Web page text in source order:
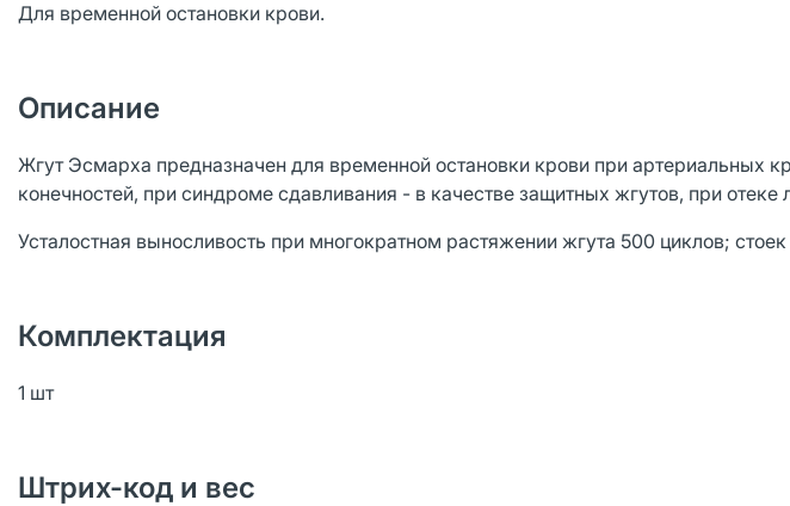
Для временной остановки крови.
Описание
Жгут Эсмарха предназначен для временной остановки крови при артериальных
конечностей, при синдроме сдавливания - в качестве защитных жгутов, при отеке
Усталостная выносливость при многократном растяжении жгута 500 циклов;
Комплектация
1 шт
Штрих-код и вес